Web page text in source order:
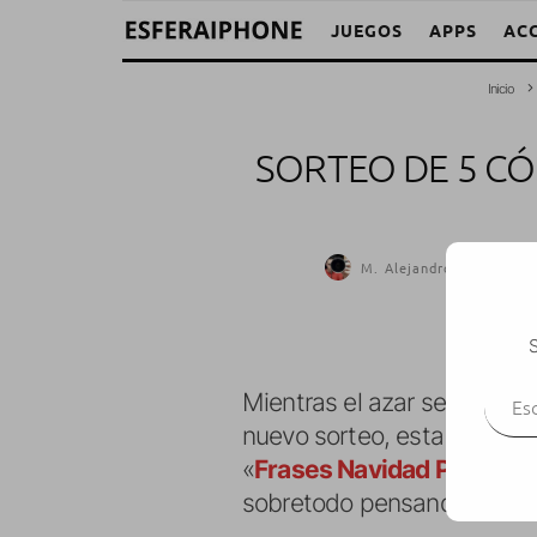
JUEGOS APPS
Inicio
SORTEO DE 5
M. Alejandro W. García
Mientras el azar se
nuevo sorteo, esta vez
«Frases Navidad Premium
sobretodo pensando en